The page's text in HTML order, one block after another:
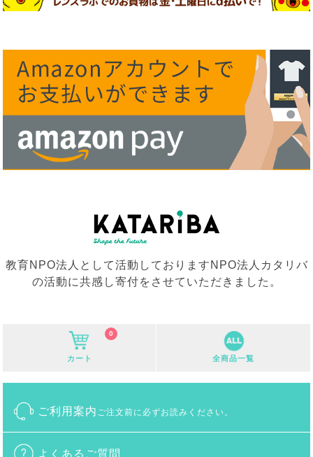
教育NPO法人として活動しておりますNPO法人カタリバ
の活動に共感し寄付をさせていただきました。
カート
0
全商品一覧
ご利用案内 ご注文前に必ずお読みください。
よくあるご質問